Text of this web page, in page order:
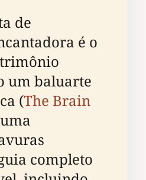
de
é o
um baluarte
(The Brain
completo